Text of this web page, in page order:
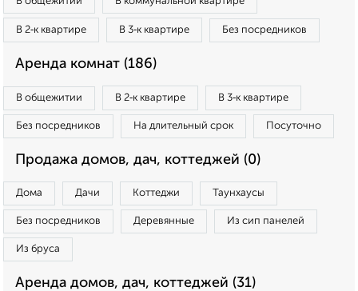
В 2‑к квартире В 3‑к квартире Без посредников
Аренда комнат (186)
В общежитии В 2‑к квартире В 3‑к квартире
Без посредников На длительный срок Посуточно
Продажа домов, дач, коттеджей (0)
Дома Дачи Коттеджи Таунхаусы
Без посредников Деревянные Из сип панелей
Из бруса
Аренда домов, дач, коттеджей (31)